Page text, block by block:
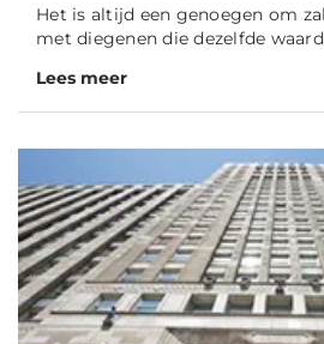
Het is altijd een genoegen om
met diegenen die dezelfde
Lees meer